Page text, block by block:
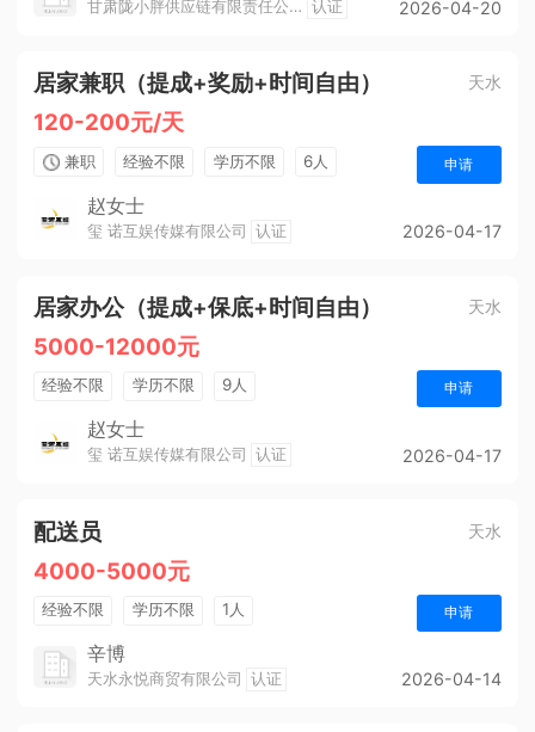
甘肃陇小胖供应链有限责任公司 认证 2026-04-20
居家兼职（提成+奖励+时间自由） 天水
120-200元/天
兼职 经验不限 学历不限 6人 申请
赵女士
玺 诺互娱传媒有限公司 认证 2026-04-17
居家办公（提成+保底+时间自由） 天水
5000-12000元
经验不限 学历不限 9人 申请
赵女士
玺 诺互娱传媒有限公司 认证 2026-04-17
配送员 天水
4000-5000元
经验不限 学历不限 1人 申请
辛博
天水永悦商贸有限公司 认证 2026-04-14